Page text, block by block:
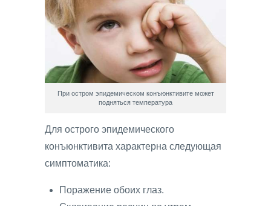
При остром эпидемическом конъюнктивите может
подняться температура
Для острого эпидемического
конъюнктивита характерна следующая
симптоматика:
Поражение обоих глаз.